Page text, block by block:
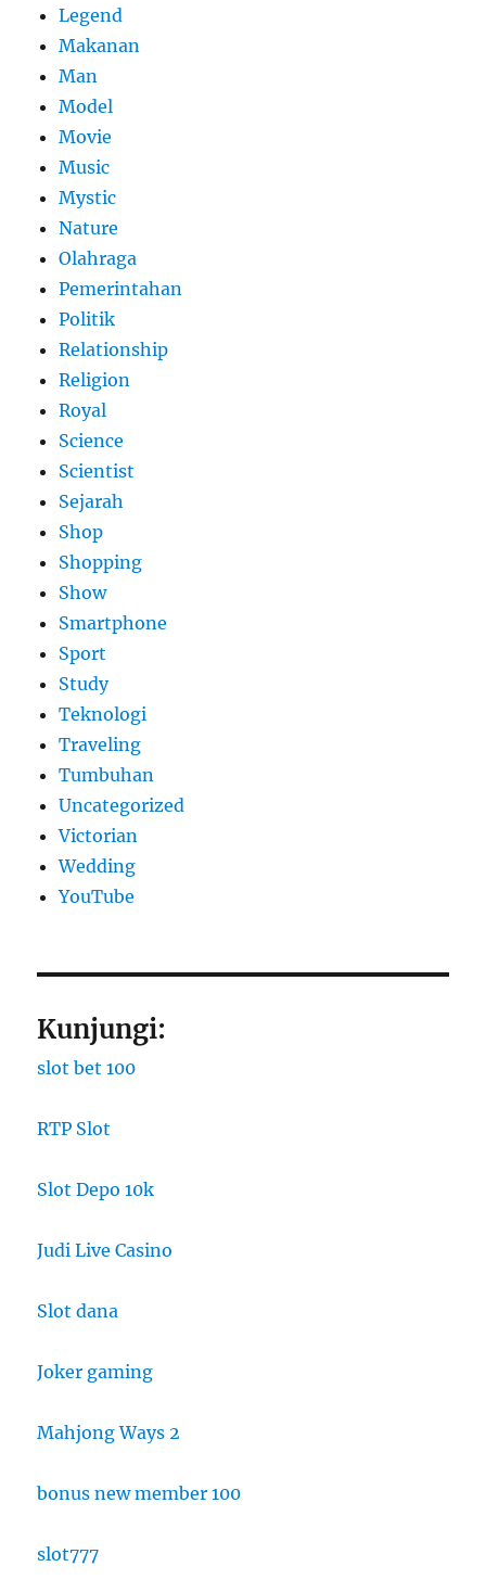
Legend
Makanan
Man
Model
Movie
Music
Mystic
Nature
Olahraga
Pemerintahan
Politik
Relationship
Religion
Royal
Science
Scientist
Sejarah
Shop
Shopping
Show
Smartphone
Sport
Study
Teknologi
Traveling
Tumbuhan
Uncategorized
Victorian
Wedding
YouTube
Kunjungi:
slot bet 100
RTP Slot
Slot Depo 10k
Judi Live Casino
Slot dana
Joker gaming
Mahjong Ways 2
bonus new member 100
slot777